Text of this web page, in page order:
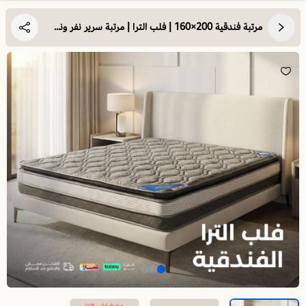
مرتبة فندقية 200×160 | فلب الترا | مرتبة سرير نفر ونص | راحة لا تقاوم بفضل تعدد طبقاتها